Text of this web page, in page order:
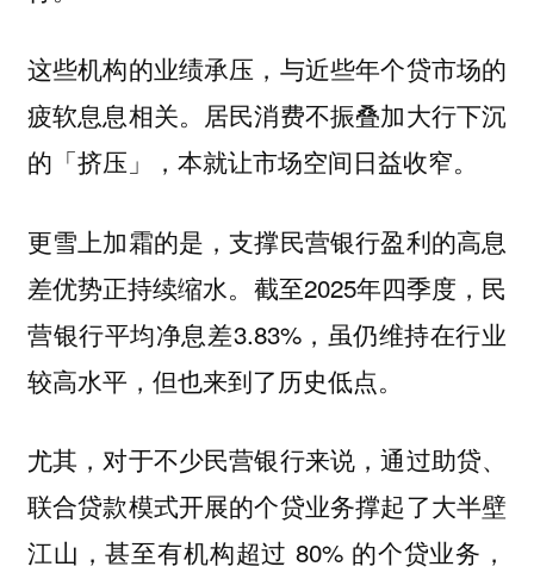
这些机构的业绩承压，与近些年个贷市场的
疲软息息相关。居民消费不振叠加大行下沉
的「挤压」，本就让市场空间日益收窄。
更雪上加霜的是，支撑民营银行盈利的高息
差优势正持续缩水。截至2025年四季度，民
营银行平均净息差3.83%，虽仍维持在行业
较高水平，但也来到了历史低点。
尤其，对于不少民营银行来说，通过助贷、
联合贷款模式开展的个贷业务撑起了大半壁
江山，甚至有机构超过 80% 的个贷业务，